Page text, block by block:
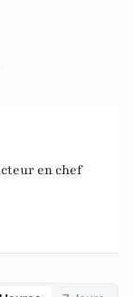
en chef